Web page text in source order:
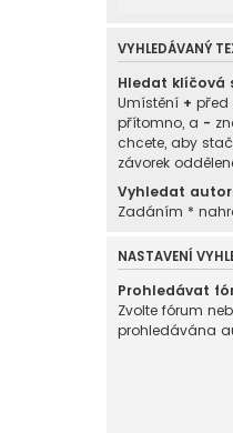
VYHLEDÁVANÝ
Hledat klíčová
Umístění + před
přítomno, a -
chcete, aby
závorek
Vyhledat
Zadáním *
NASTAVENÍ
Prohledávat
Zvolte fórum
prohledávána